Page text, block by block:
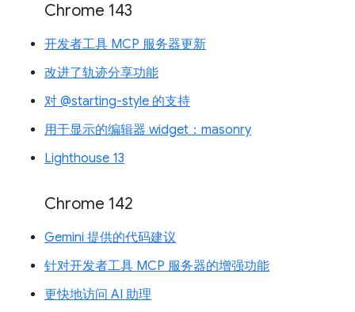
Chrome 143
开发者工具 MCP 服务器更新
改进了轨迹分享功能
对 @starting-style 的支持
用于显示的编辑器 widget：masonry
Lighthouse 13
Chrome 142
Gemini 提供的代码建议
针对开发者工具 MCP 服务器的增强功能
更快地访问 AI 助理